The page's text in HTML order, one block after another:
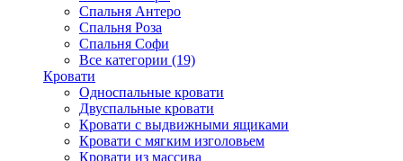
Спальня Антеро
Спальня Роза
Спальня Софи
Все категории (19)
Кровати
Односпальные кровати
Двуспальные кровати
Кровати с выдвижными ящиками
Кровати с мягким изголовьем
Кровати из массива